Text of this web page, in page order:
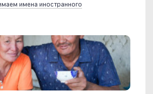
имена иностранного